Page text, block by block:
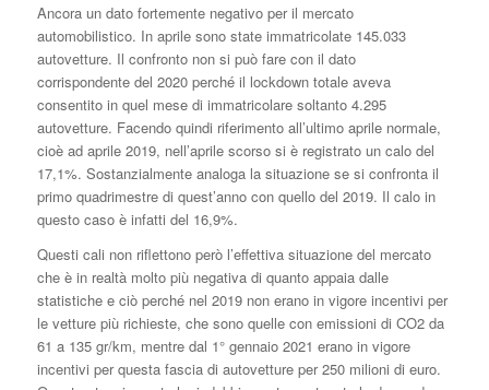
Ancora un dato fortemente negativo per il mercato
automobilistico. In aprile sono state immatricolate 145.033
autovetture. Il confronto non si può fare con il dato
corrispondente del 2020 perché il lockdown totale aveva
consentito in quel mese di immatricolare soltanto 4.295
autovetture. Facendo quindi riferimento all’ultimo aprile normale,
cioè ad aprile 2019, nell’aprile scorso si è registrato un calo del
17,1%. Sostanzialmente analoga la situazione se si confronta il
primo quadrimestre di quest’anno con quello del 2019. Il calo in
questo caso è infatti del 16,9%.
Questi cali non riflettono però l’effettiva situazione del mercato
che è in realtà molto più negativa di quanto appaia dalle
statistiche e ciò perché nel 2019 non erano in vigore incentivi per
le vetture più richieste, che sono quelle con emissioni di CO2 da
61 a 135 gr/km, mentre dal 1° gennaio 2021 erano in vigore
incentivi per questa fascia di autovetture per 250 milioni di euro.